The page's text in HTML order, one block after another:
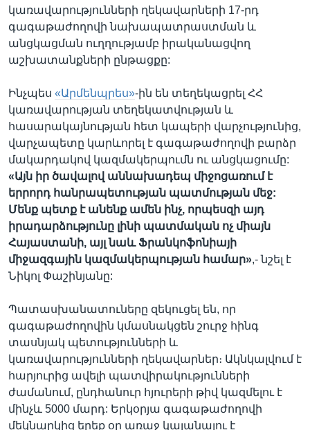
կառավարությունների ղեկավարների 17-րդ
գագաթաժողովի նախապատրաստման և
անցկացման ուղղությամբ իրականացվող
աշխատանքների ընթացքը:
Ինչպես «Արմենպրես»-ին են տեղեկացրել ՀՀ
կառավարության տեղեկատվության և
հասարակայնության հետ կապերի վարչությունից,
վարչապետը կարևորել է գագաթաժողովի բարձր
մակարդակով կազմակերպումն ու անցկացումը:
«Այն իր ծավալով աննախադեպ միջոցառում է
երրորդ հանրապետության պատմության մեջ:
Մենք պետք է անենք ամեն ինչ, որպեսզի այդ
իրադարձությունը լինի պատմական ոչ միայն
Հայաստանի, այլ նաև Ֆրանկոֆոնիայի
միջազգային կազմակերպության համար»,- նշել է
Նիկոլ Փաշինյանը:
Պատասխանատուները զեկուցել են, որ
գագաթաժողովին կմասնակցեն շուրջ հինգ
տասնյակ պետությունների և
կառավարությունների ղեկավարներ։ Ակնկալվում է
հարյուրից ավելի պատվիրակությունների
ժամանում, ընդհանուր հյուրերի թիվ կազմելու է
մինչև 5000 մարդ: Երկօրյա գագաթաժողովի
մեկնարկից երեք օր առաջ կայանալու է